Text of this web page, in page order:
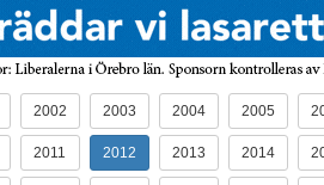
2002 2003 2004 2005
2011 2012 2013 2014